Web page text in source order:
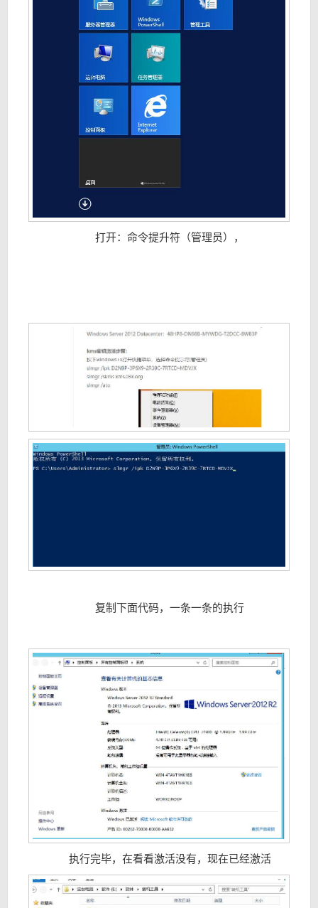
打开：命令提升符（管理员），
复制下面代码，一条一条的执行
执行完毕，在看看激活没有，现在已经激活